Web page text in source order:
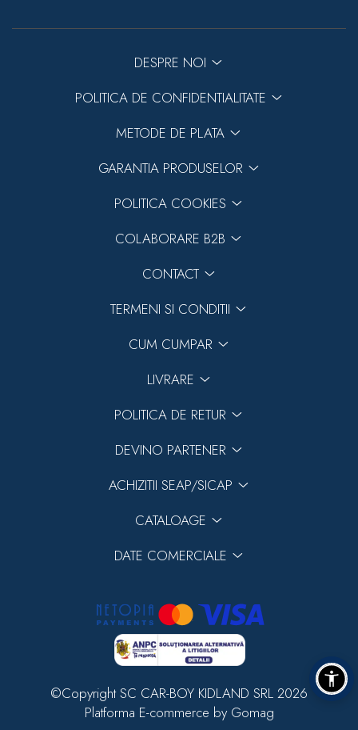
DESPRE NOI
POLITICA DE CONFIDENTIALITATE
METODE DE PLATA
GARANTIA PRODUSELOR
POLITICA COOKIES
COLABORARE B2B
CONTACT
TERMENI SI CONDITII
CUM CUMPAR
LIVRARE
POLITICA DE RETUR
DEVINO PARTENER
ACHIZITII SEAP/SICAP
CATALOAGE
DATE COMERCIALE
©Copyright SC CAR-BOY KIDLAND SRL 2026
Platforma E-commerce by Gomag